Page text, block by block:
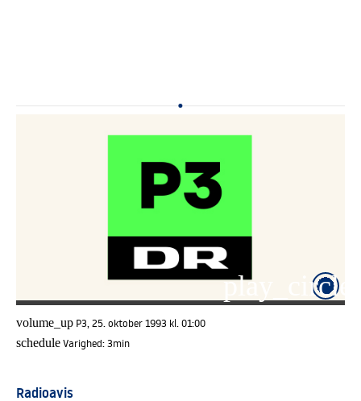
volume_up P3, 25. oktober 1993 kl. 01:00
scheduleVarighed:3min
Radioavis